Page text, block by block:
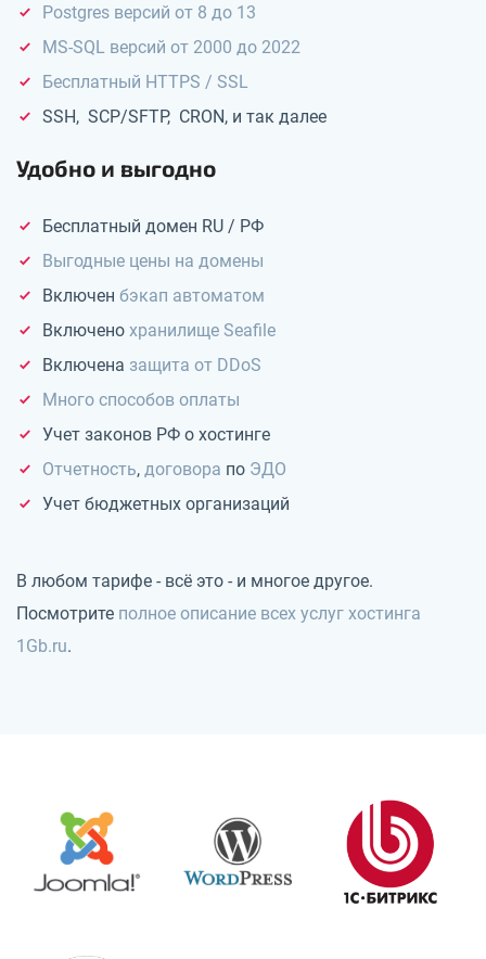
Postgres версий от 8 до 13
MS-SQL версий от 2000 до 2022
Бесплатный HTTPS / SSL
SSH, SCP/SFTP, CRON, и так далее
Удобно и выгодно
Бесплатный домен RU / РФ
Выгодные цены на домены
Включен бэкап автоматом
Включено хранилище Seafile
Включена защита от DDoS
Много способов оплаты
Учет законов РФ о хостинге
Отчетность, договора по ЭДО
Учет бюджетных организаций
В любом тарифе - всё это - и многое другое.
Посмотрите полное описание всех услуг хостинга
1Gb.ru.